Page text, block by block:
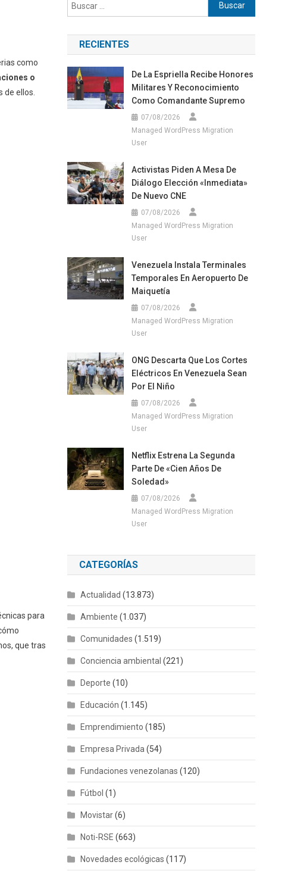
como
o
de ellos.
para
que tras
RECIENTES
De La Espriella Recibe Honores
Militares Y Reconocimiento
Como Comandante Supremo
07/08/2026
Managed WordPress Migration
User
Activistas Piden A Mesa De
Diálogo Elección «inmediata»
De Nuevo CNE
07/08/2026
Managed WordPress Migration
User
Venezuela Instala Terminales
Temporales En Aeropuerto De
Maiquetía
07/08/2026
Managed WordPress Migration
User
ONG Descarta Que Los Cortes
Eléctricos En Venezuela Sean
Por El Niño
07/08/2026
Managed WordPress Migration
User
Netflix Estrena La Segunda
Parte De «Cien Años De
Soledad»
07/08/2026
Managed WordPress Migration
User
CATEGORÍAS
Actualidad (13.873)
Ambiente (1.037)
Comunidades (1.519)
Conciencia ambiental (221)
Deporte (10)
Educación (1.145)
Emprendimiento (185)
Empresa Privada (54)
Fundaciones venezolanas (120)
Fútbol (1)
Movistar(6)
Noti-RSE (663)
Novedades ecológicas (117)